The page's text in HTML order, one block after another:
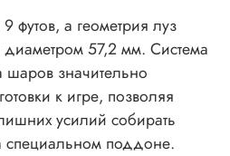
а геометрия луз
57,2 мм. Система
шаров значительно
к игре, позволяя
усилий собирать
специальном поддоне.